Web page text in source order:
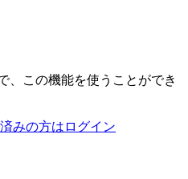
、この機能を使うことができ
みの方はログイン